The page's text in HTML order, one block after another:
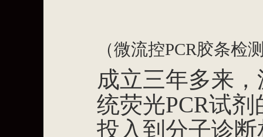
（微流控PCR胶条检
成立三年多来
统荧光PCR试
投入到分子诊